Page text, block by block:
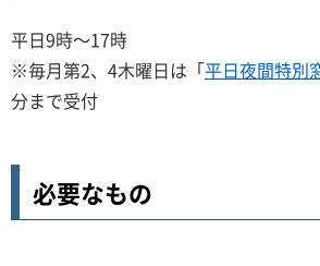
平日9時～17時
※毎月第2、4木曜日は「平日夜間特別
分まで受付
必要なもの